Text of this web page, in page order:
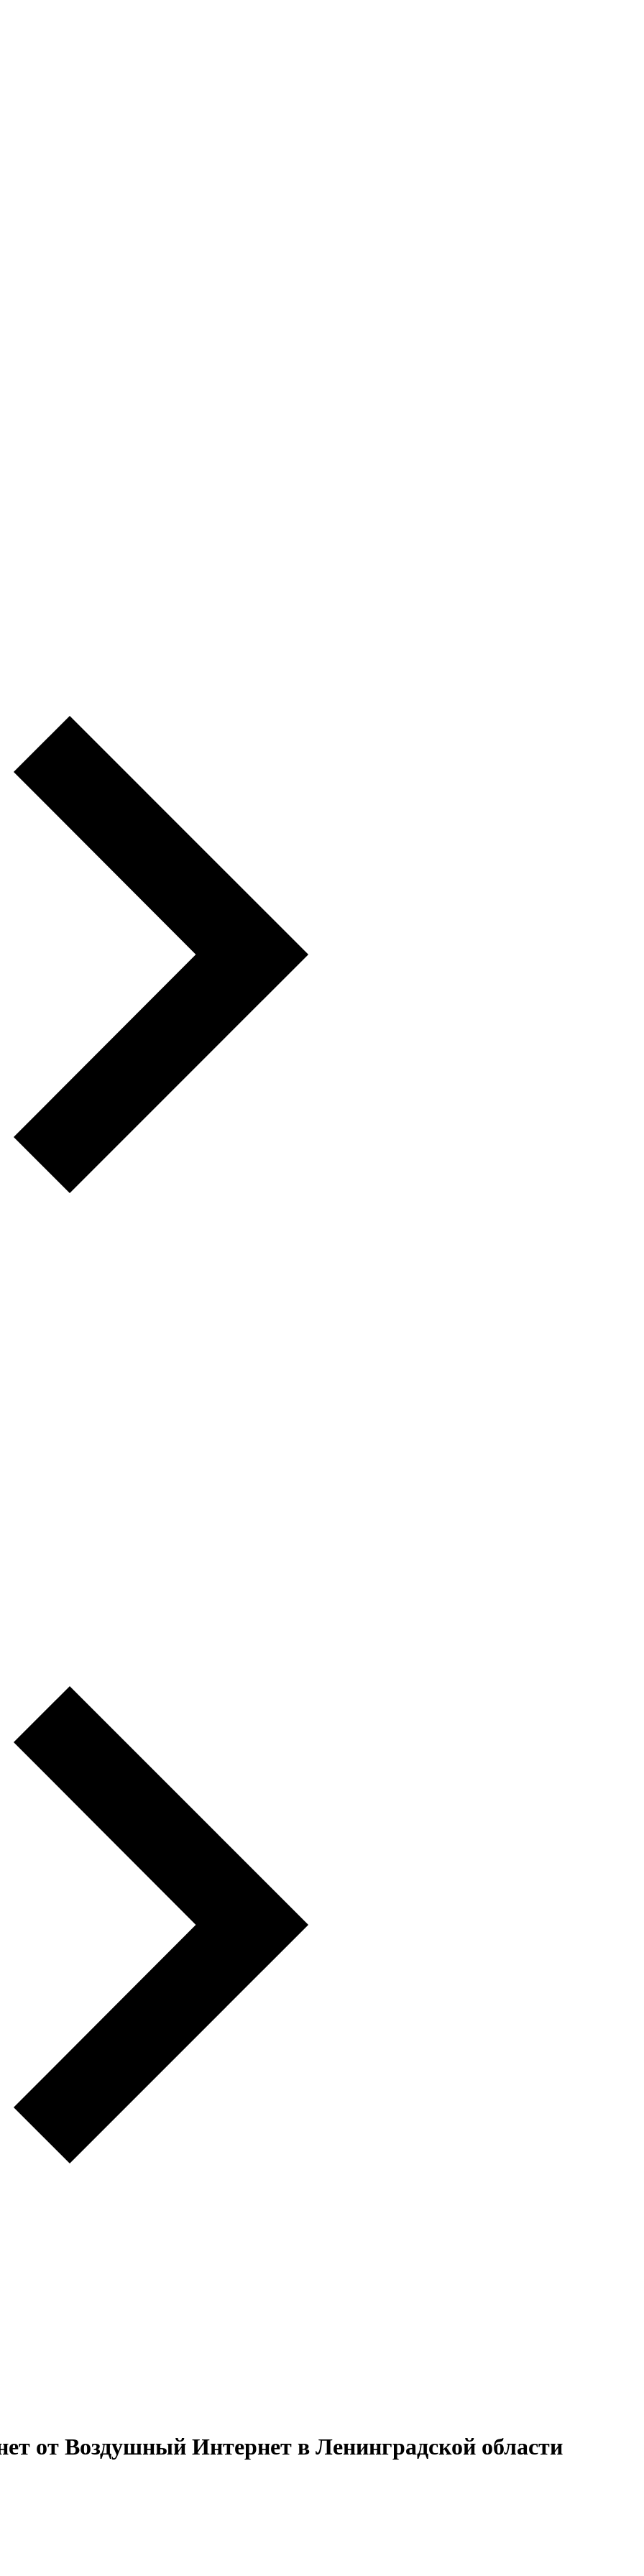
от Воздушный Интернет в Ленинградской области